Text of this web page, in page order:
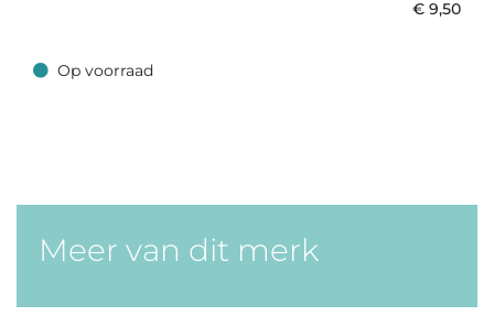
€ 9,50
Op voorraad
Op voorraad
Meer van dit merk